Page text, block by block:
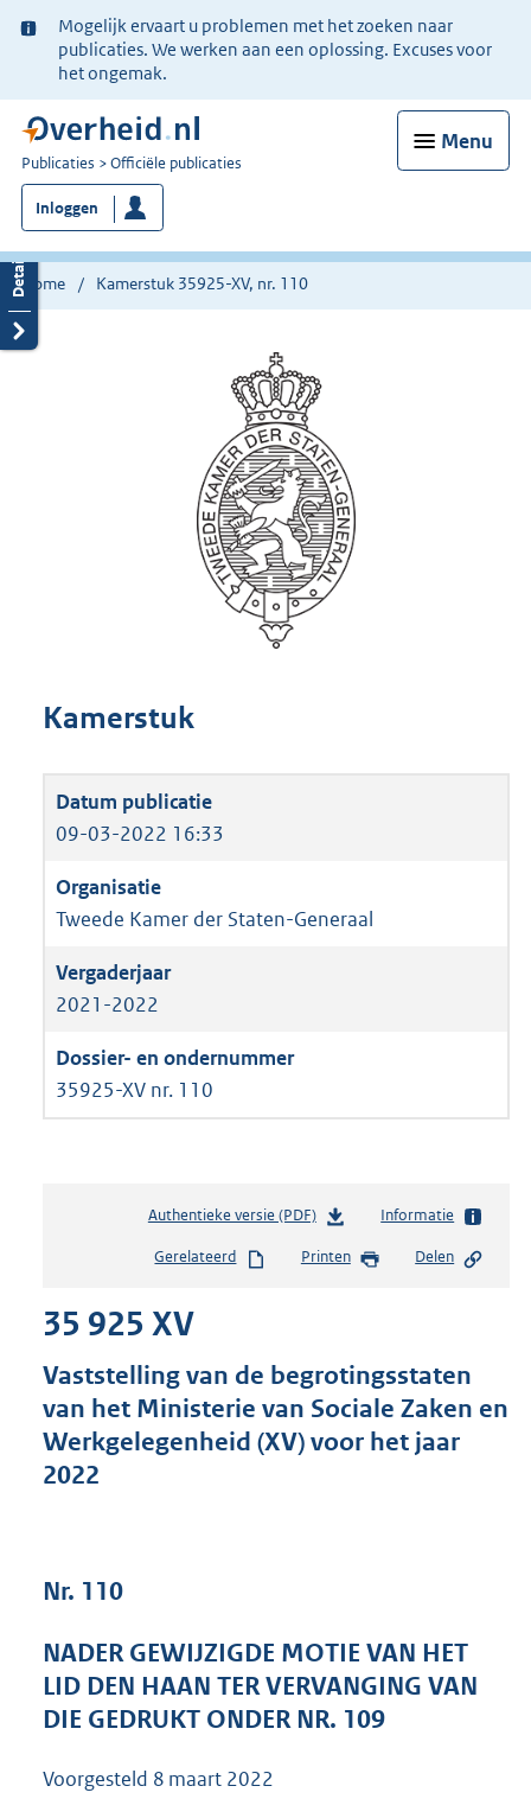
Ter
informatie:
Mogelijk ervaart u problemen met het zoeken naar
publicaties. We werken aan een oplossing. Excuses voor
het ongemak.
Menu
U
bent
nu
hier:
Publicaties Officiële publicaties
Inloggen
Home Kamerstuk 35925-XV, nr. 110
Kamerstuk
09-03-2022 16:33
Tweede Kamer der Staten-Generaal
2021-2022
35925-XV nr. 110
Authentieke versie (PDF)b
s
s
g
r
K
b
Informatie
Gerelateerd Printen Delen
35 925 XV
Vaststelling van de begrotingsstaten
van het Ministerie van Sociale Zaken en
Werkgelegenheid (XV) voor het jaar
2022
Nr. 110
NADER GEWIJZIGDE MOTIE VAN HET
LID DEN HAAN TER VERVANGING VAN
DIE GEDRUKT ONDER NR. 109
Voorgesteld 8 maart 2022